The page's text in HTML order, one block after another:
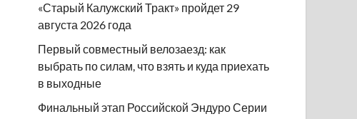
«Старый Калужский Тракт» пройдет 29
августа 2026 года
Первый совместный велозаезд: как
выбрать по силам, что взять и куда приехать
в выходные
Финальный этап Российской Эндуро Серии